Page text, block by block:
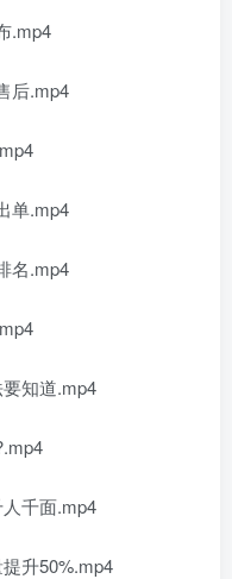
.mp4
后.mp4
单.mp4
名.mp4
知道.mp4
千面.mp4
升50%.mp4